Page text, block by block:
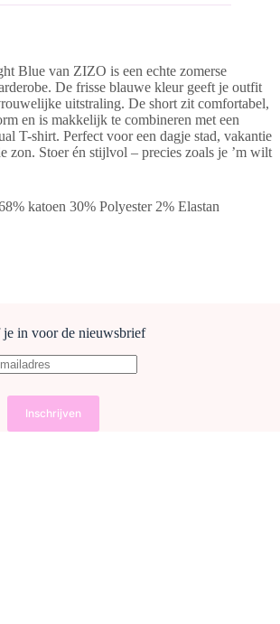
Blue van ZIZO is een echte zomerse
De frisse blauwe kleur geeft je outfit
uitstraling. De short zit comfortabel,
en is makkelijk te combineren met een
T-shirt. Perfect voor een dagje stad, vakantie
zon. Stoer én stijlvol – precies zoals je ’m wilt
katoen 30% Polyester 2% Elastan
je in voor de nieuwsbrief